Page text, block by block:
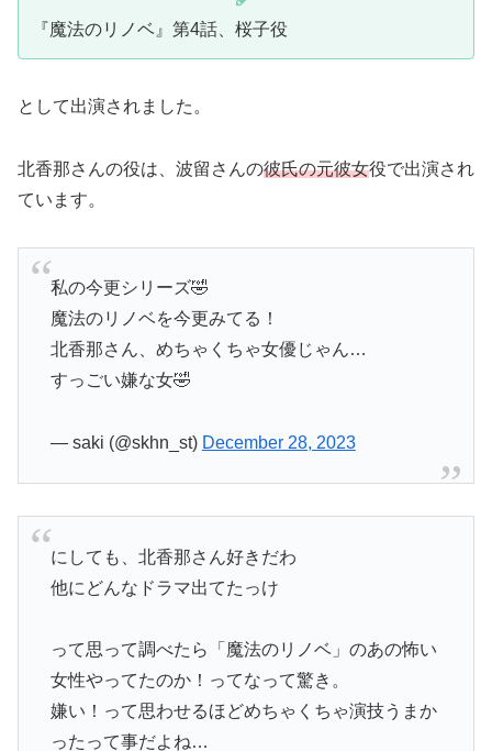
『魔法のリノベ』第4話、桜子役
として出演されました。
北香那さんの役は、波留さんの彼氏の元彼女役で出演され
ています。
私の今更シリーズ🤣
魔法のリノベを今更みてる！
北香那さん、めちゃくちゃ女優じゃん…
すっごい嫌な女🤣
— saki (@skhn_st) December 28, 2023
にしても、北香那さん好きだわ
他にどんなドラマ出てたっけ
って思って調べたら「魔法のリノベ」のあの怖い
女性やってたのか！ってなって驚き。
嫌い！って思わせるほどめちゃくちゃ演技うまか
ったって事だよね…